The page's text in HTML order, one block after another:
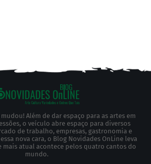
Além de dar espaço para as artes em
o veículo abre espaço para diversos
de trabalho, empresas, gastronomia e
nova cara, o Blog Novidades OnLine leva
mais atual acontece pelos quatro cantos do
mundo.